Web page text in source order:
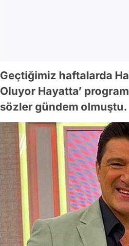
Geçtiğimiz haftalarda
Oluyor Hayatta’
sözler gündem olmuştu.